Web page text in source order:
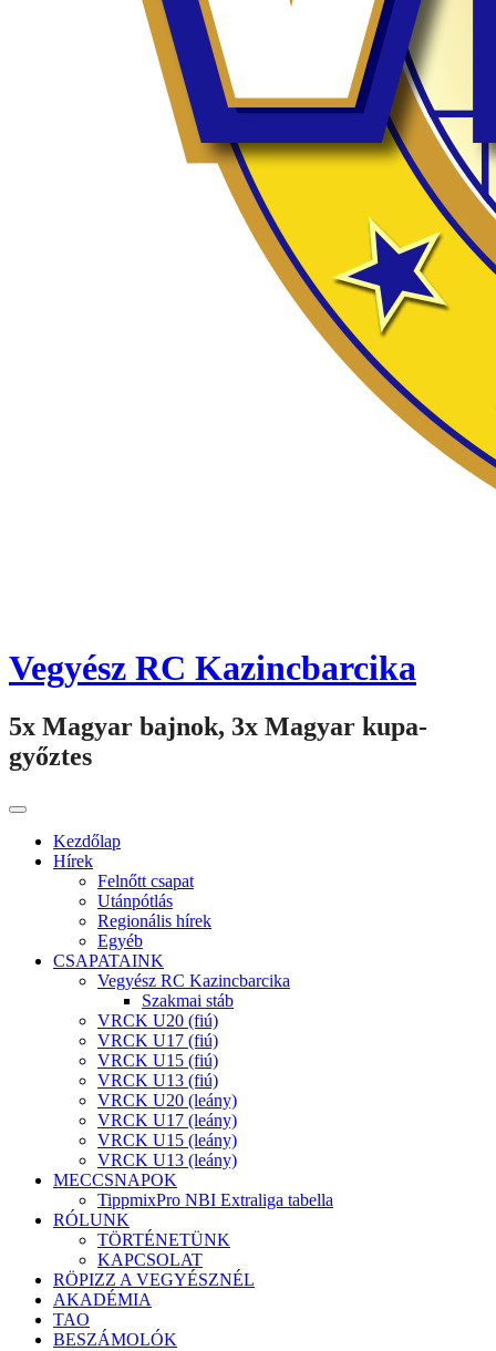
Vegyész RC Kazincbarcika
5x Magyar bajnok, 3x Magyar kupa-
győztes
Kezdőlap
Hírek
Felnőtt csapat
Utánpótlás
Regionális hírek
Egyéb
CSAPATAINK
Vegyész RC Kazincbarcika
Szakmai stáb
VRCK U20 (fiú)
VRCK U17 (fiú)
VRCK U15 (fiú)
VRCK U13 (fiú)
VRCK U20 (leány)
VRCK U17 (leány)
VRCK U15 (leány)
VRCK U13 (leány)
MECCSNAPOK
TippmixPro NBI Extraliga tabella
RÓLUNK
TÖRTÉNETÜNK
KAPCSOLAT
RÖPIZZ A VEGYÉSZNÉL
AKADÉMIA
TAO
BESZÁMOLÓK